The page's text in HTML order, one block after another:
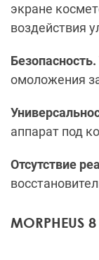
экране
воздействия
Безопасность.
омоложения
аппарат под
Отсутствие
MORPHEUS 8